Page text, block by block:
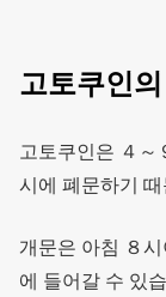
고토쿠인
고토쿠인은 ４～
시에 폐문하기
개문은 아침 ８
에 들어갈 수 있